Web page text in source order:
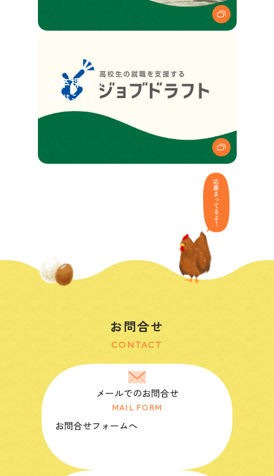
高卒採用
の
応募はこちら
お問合せ
CONTACT
メールでのお問合せ
MAIL FORM
お問合せフォームへ